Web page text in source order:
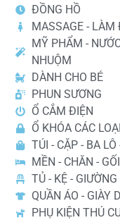
ĐỒNG HỒ
MASSAGE - LÀM
MỸ PHẨM -
NHUỘM
DÀNH CHO BÉ
PHUN SƯƠNG
Ổ CẮM ĐIỆN
Ổ KHÓA CÁC LOẠI
TÚI - CẶP - BA
MỀN - CHĂN -
TỦ - KỆ -
QUẦN ÁO - GIÀY
PHỤ KIỆN THÚ